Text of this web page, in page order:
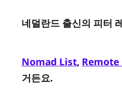
네덜란드 출신의 피터
Nomad List, Remote
거든요.